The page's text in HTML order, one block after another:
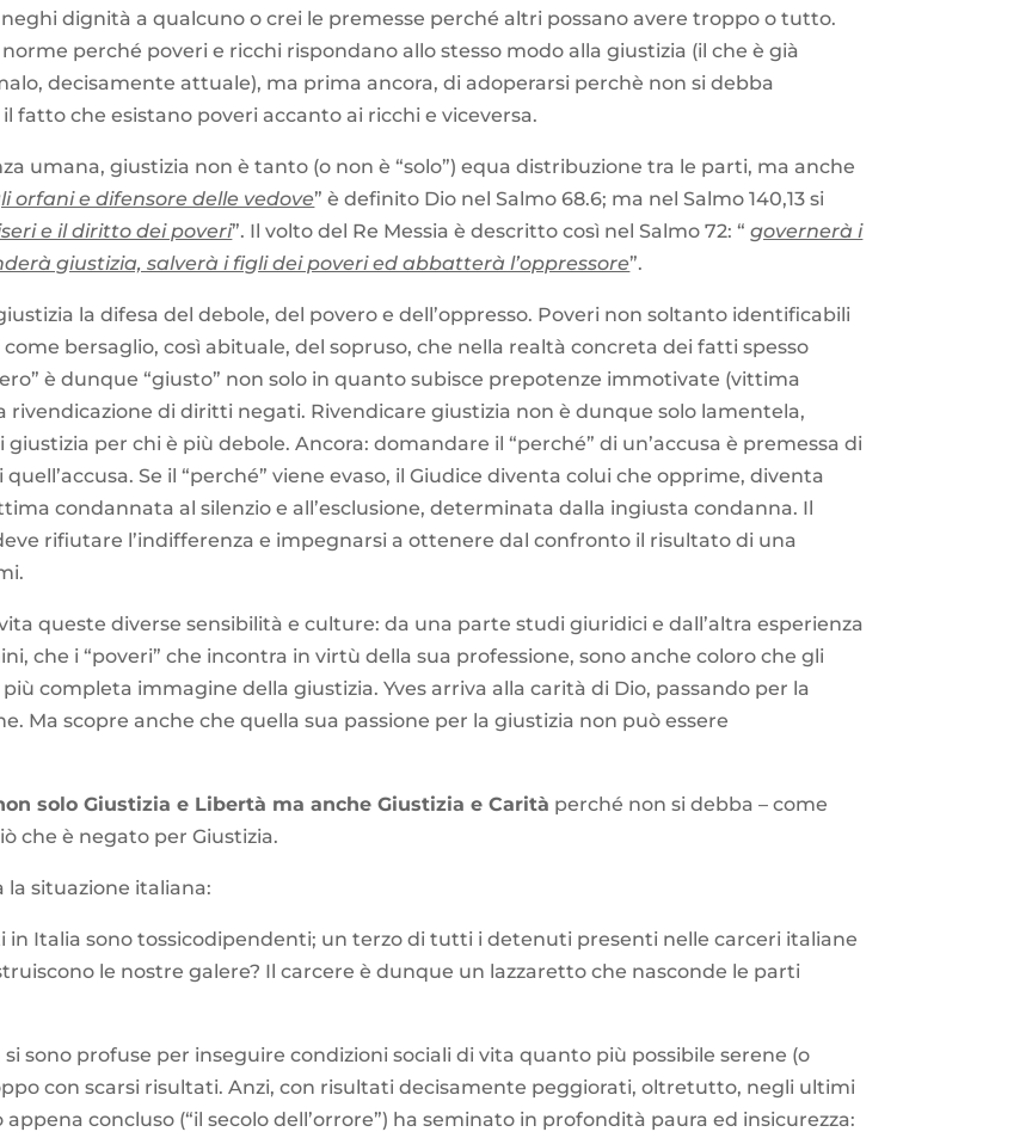
dignità a qualcuno o crei le premesse perché altri possano avere troppo o tutto.
perché poveri e ricchi rispondano allo stesso modo alla giustizia (il che è già
decisamente attuale), ma prima ancora, di adoperarsi perchè non si debba
fatto che esistano poveri accanto ai ricchi e viceversa.
umana, giustizia non è tanto (o non è “solo”) equa distribuzione tra le parti, ma anche
orfani e difensore delle vedove” è definito Dio nel Salmo 68.6; ma nel Salmo 140,13 si
e il diritto dei poveri”. Il volto del Re Messia è descritto così nel Salmo 72: “governerà i
giustizia, salverà i figli dei poveri ed abbatterà l’oppressore”.
la difesa del debole, del povero e dell’oppresso. Poveri non soltanto identificabili
bersaglio, così abituale, del sopruso, che nella realtà concreta dei fatti spesso
è dunque “giusto” non solo in quanto subisce prepotenze immotivate (vittima
rivendicazione di diritti negati. Rivendicare giustizia non è dunque solo lamentela,
per chi è più debole. Ancora: domandare il “perché” di un’accusa è premessa di
Se il “perché” viene evaso, il Giudice diventa colui che opprime, diventa
condannata al silenzio e all’esclusione, determinata dalla ingiusta condanna. Il
rifiutare l’indifferenza e impegnarsi a ottenere dal confronto il risultato di una
queste diverse sensibilità e culture: da una parte studi giuridici e dall’altra esperienza
che i “poveri” che incontra in virtù della sua professione, sono anche coloro che gli
completa immagine della giustizia. Yves arriva alla carità di Dio, passando per la
Ma scopre anche che quella sua passione per la giustizia non può essere
solo Giustizia e Libertà ma anche Giustizia e Carità perché non si debba – come
che è negato per Giustizia.
situazione italiana:
in Italia sono tossicodipendenti; un terzo di tutti i detenuti presenti nelle carceri italiane
le nostre galere? Il carcere è dunque un lazzaretto che nasconde le parti
sono profuse per inseguire condizioni sociali di vita quanto più possibile serene (o
con scarsi risultati. Anzi, con risultati decisamente peggiorati, oltretutto, negli ultimi
concluso (“il secolo dell’orrore”) ha seminato in profondità paura ed insicurezza: